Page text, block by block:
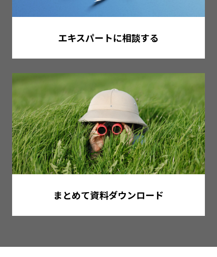
エキスパートに相談する
まとめて資料ダウンロード